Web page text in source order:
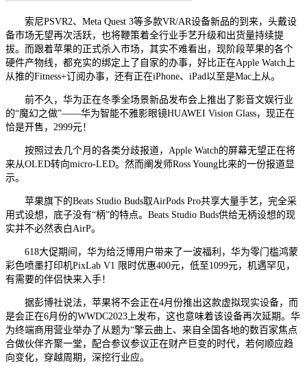
索尼PSVR2、Meta Quest 3等多款VR/AR设备新品的到来，头戴设
备市场无望再次活跃，也将鞭策着全行业手艺升级和出货量持续提
拔。而跟着苹果的正式杀入市场，其实不难看出，现阶段苹果的各个
硬件产物线，都充实的绑定上了自家的办事，好比正在Apple Watch上
从推的Fitness+订阅办事，还有正在iPhone、iPad以至是Mac上从。
前不久，华为正在冬季全场景新品发布会上推出了影音文娱行业
的“魔幻之做”——华为智能不雅影眼镜HUAWEI Vision Glass，现正在
恰是开售，2999元！
按照过去几个月的各类分歧报道，Apple Watch的屏幕无望正在将
来从OLED转向micro-LED。然而阐发师Ross Young比来的一份报道显
示。
苹果旗下的Beats Studio Buds取AirPods Pro共享大量手艺，完全采
用式设想，底子没有“柄”的特点。Beats Studio Buds供给无柄设想的现
实并不必然表白AirP。
618大促期间，华为给泛博用户带来了一波福利，华为零门槛鸿蒙
彩色喷墨打印机PixLab V1 限时优惠400元，低至1099元，机遇罕见，
有需要的伴侣快来入手！
据彭博社说法，苹果将不会正在4月份推出这款虚拟现实设备，而
是会正在6月份的WWDC2023上发布，这也意味着该设备再次延期。华
为终端商用营业举办了从题为“擎云曲上、来自全国各地的数百家焦点
合做伙伴齐聚一堂，配合参议参议正在财产巨变的时代，若何顺应趋
向变化，穿越周期，深挖行业应。